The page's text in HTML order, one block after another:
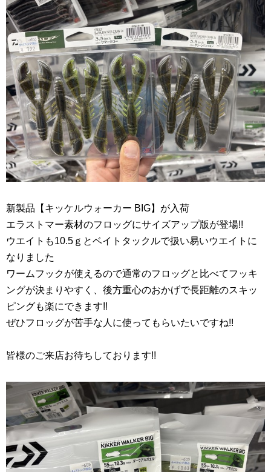
新製品【キッケルウォーカー BIG】が入荷
エラストマー素材のフロッグにサイズアップ版が登場!!
ウエイトも10.5ｇとベイトタックルで扱い易いウエイトに
なりました
ワームフックが使えるので通常のフロッグと比べてフッキ
ングが決まりやすく、後方重心のおかげで長距離のスキッ
ピングも楽にできます!!
ぜひフロッグが苦手な人に使ってもらいたいですね!!
皆様のご来店お待ちしております!!